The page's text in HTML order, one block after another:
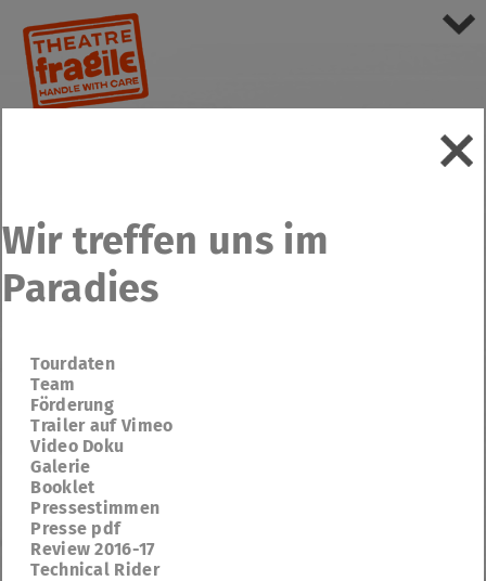
Wir treffen uns im
Paradies
Tourdaten
Team
Förderung
Trailer auf Vimeo
Video Doku
Galerie
Booklet
Pressestimmen
Presse pdf
Review 2016-17
Technical Rider